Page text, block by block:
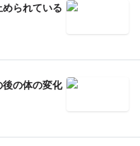
られている
の体の変化